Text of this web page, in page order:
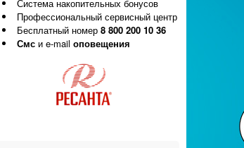
Система накопительных бонусов
Профессиональный сервисный центр
Бесплатный номер 8 800 200 10 36
Смс и e-mail оповещения